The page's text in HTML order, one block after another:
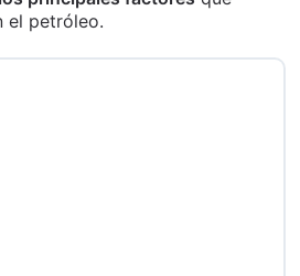
el petróleo.